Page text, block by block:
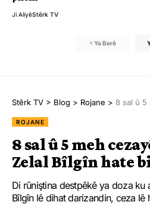
Ji AliyêStêrk TV
Ya Berê
Stêrk TV > Blog > Rojane > 8 sal û 5
ROJANE
8 sal û 5 meh
Zelal Bîlgîn hate
Di rûniştina destpêkê ya doza ku
Bîlgîn lê dihat darizandin, ceza lê